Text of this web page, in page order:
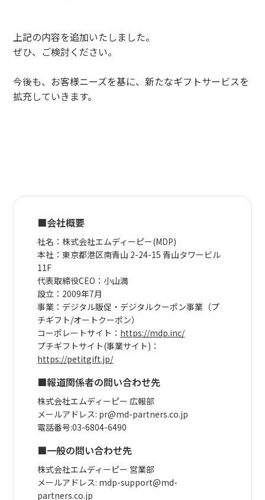
上記の内容を追加いたしました。
ぜひ、ご検討ください。
今後も、お客様ニーズを基に、新たなギフトサービスを
拡充していきます。
■会社概要
社名：株式会社エムディーピー(MDP)
本社：東京都港区南青山 2-24-15 青山タワービル
11F
代表取締役CEO：小山満
設立：2009年7月
事業：デジタル販促・デジタルクーポン事業（プ
チギフト/オートクーポン）
コーポレートサイト： https://mdp.inc/
プチギフトサイト(事業サイト)：
https://petitgift.jp/
■報道関係者の問い合わせ先
株式会社エムディーピー 広報部
メールアドレス: pr@md-partners.co.jp
電話番号:03-6804-6490
■一般の問い合わせ先
株式会社エムディーピー 営業部
メールアドレス: mdp-support@md-
partners.co.jp